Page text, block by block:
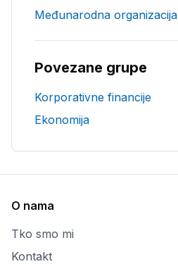
Međunarodna organizacija
Povezane grupe
Korporativne financije
Ekonomija
O nama
Tko smo mi
Kontakt